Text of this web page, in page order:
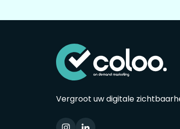
Vergroot uw digitale